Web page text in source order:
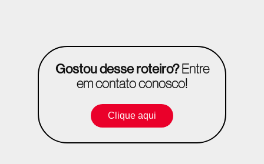
Gostou desse roteiro?Entre
em contato conosco!
Clique aqui